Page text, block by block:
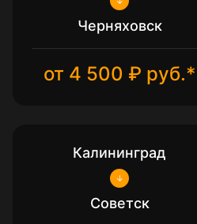
Черняховск
от 4 500 ₽ руб.*
Калининград
Советск